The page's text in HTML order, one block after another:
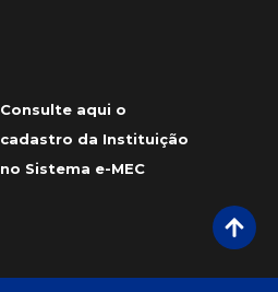
Consulte aqui o
cadastro da Instituição
no Sistema e-MEC